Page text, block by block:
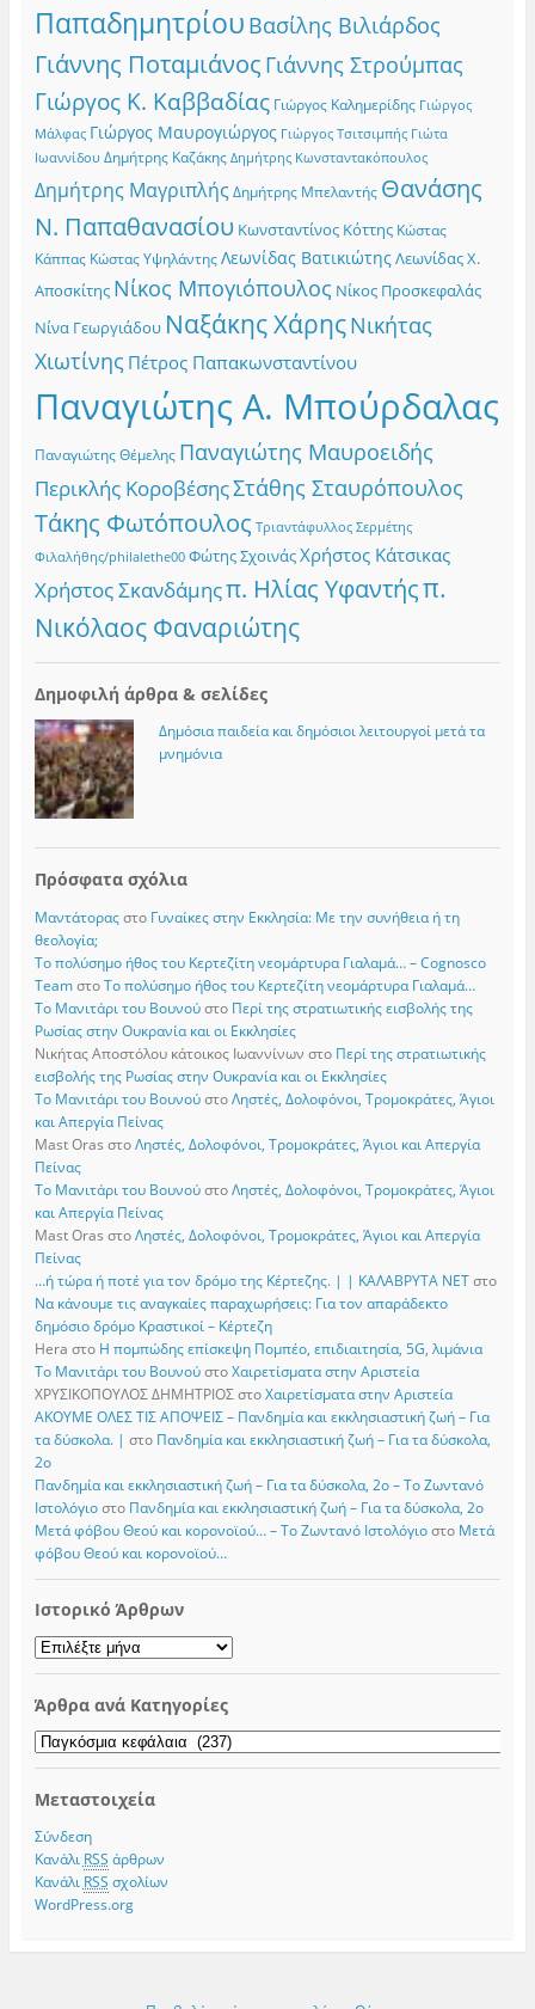
Παπαδημητρίου Βασίλης Βιλιάρδος
Γιάννης Ποταμιάνος Γιάννης Στρούμπας
Γιώργος Κ. Καββαδίας Γιώργος Καλημερίδης Γιώργος
Μάλφας Γιώργος Μαυρογιώργος Γιώργος Τσιτσιμπής Γιώτα
Ιωαννίδου Δημήτρης Καζάκης Δημήτρης Κωνσταντακόπουλος
Δημήτρης Μαγριπλής Δημήτρης Μπελαντής Θανάσης
Ν. Παπαθανασίου Κωνσταντίνος Κόττης Κώστας
Κάππας Κώστας Υψηλάντης Λεωνίδας ΒατικιώτηςΛεωνίδας Χ.
Αποσκίτης Νίκος Μπογιόπουλος Νίκος Προσκεφαλάς
Νίνα Γεωργιάδου Ναξάκης ΧάρηςΝικήτας
Χιωτίνης Πέτρος Παπακωνσταντίνου
Παναγιώτης Α. Μπούρδαλας
Παναγιώτης Θέμελης Παναγιώτης Μαυροειδής
Περικλής ΚοροβέσηςΣτάθης Σταυρόπουλος
Τάκης Φωτόπουλος Τριαντάφυλλος Σερμέτης
Φιλαλήθης/philalethe00 Φώτης ΣχοινάςΧρήστος Κάτσικας
Χρήστος Σκανδάμηςπ. Ηλίας Υφαντήςπ.
Νικόλαος Φαναριώτης
Δημοφιλή άρθρα & σελίδες
Δημόσια παιδεία και δημόσιοι λειτουργοί μετά τα
μνημόνια
Πρόσφατα σχόλια
Μαντάτοραςστο Γυναίκες στην Εκκλησία: Με την συνήθεια ή τη
θεολογία;
Το πολύσημο ήθος του Κερτεζίτη νεομάρτυρα Γιαλαμά… – Cognosco
TeamστοΤο πολύσημο ήθος του Κερτεζίτη νεομάρτυρα Γιαλαμά…
Το Μανιτάρι του Βουνούστο Περί της στρατιωτικής εισβολής της
Ρωσίας στην Ουκρανία και οι Εκκλησίες
Νικήτας Αποστόλου κάτοικος Ιωαννίνων στο Περί της στρατιωτικής
εισβολής της Ρωσίας στην Ουκρανία και οι Εκκλησίες
Το Μανιτάρι του ΒουνούστοΛηστές, Δολοφόνοι, Τρομοκράτες, Άγιοι
και Απεργία Πείνας
Mast Oras στοΛηστές, Δολοφόνοι, Τρομοκράτες, Άγιοι και Απεργία
Πείνας
Το Μανιτάρι του ΒουνούστοΛηστές, Δολοφόνοι, Τρομοκράτες, Άγιοι
και Απεργία Πείνας
Mast Oras στοΛηστές, Δολοφόνοι, Τρομοκράτες, Άγιοι και Απεργία
Πείνας
…ή τώρα ή ποτέ για τον δρόμο της Κέρτεζης. | | ΚΑΛΑΒΡΥΤΑ ΝΕΤστο
Να κάνουμε τις αναγκαίες παραχωρήσεις: Για τον απαράδεκτο
δημόσιο δρόμο Κραστικοί – Κέρτεζη
Hera στο Η πομπώδης επίσκεψη Πομπέο, επιδιαιτησία, 5G, λιμάνια
Το Μανιτάρι του ΒουνούστοΧαιρετίσματα στην Αριστεία
ΧΡΥΣΙΚΟΠΟΥΛΟΣ ΔΗΜΗΤΡΙΟΣστοΧαιρετίσματα στην Αριστεία
ΑΚΟΥΜΕ ΟΛΕΣ ΤΙΣ ΑΠΟΨΕΙΣ – Πανδημία και εκκλησιαστική ζωή – Για
τα δύσκολα. | στο Πανδημία και εκκλησιαστική ζωή – Για τα δύσκολα,
2ο
Πανδημία και εκκλησιαστική ζωή – Για τα δύσκολα, 2ο – Το Zωντανό
Iστολόγιοστο Πανδημία και εκκλησιαστική ζωή – Για τα δύσκολα, 2ο
Μετά φόβου Θεού και κορονοϊού… – Το Zωντανό Iστολόγιοστο Μετά
φόβου Θεού και κορονοϊού…
Ιστορικό Άρθρων
Ιστορικό
Άρθρων
Άρθρα ανά Κατηγορίες
Άρθρα
ανά
Μεταστοιχεία
Σύνδεση
Κανάλι RSS άρθρων
Κανάλι RSS σχολίων
WordPress.org